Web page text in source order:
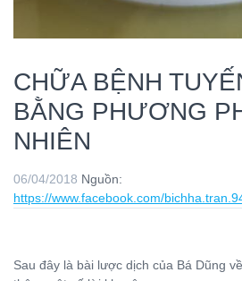
CHỮA BỆNH
BẰNG PHƯƠNG
NHIÊN
06/04/2018 Nguồn:
https://www.facebook.com/
Sau đây là bài lược dịch của Bá Dũng